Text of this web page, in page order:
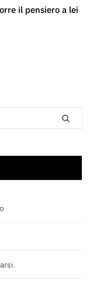
il pensiero a lei